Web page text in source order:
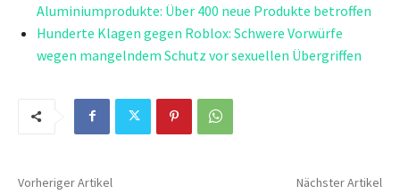
Aluminiumprodukte: Über 400 neue Produkte betroffen
Hunderte Klagen gegen Roblox: Schwere Vorwürfe
wegen mangelndem Schutz vor sexuellen Übergriffen
Vorheriger Artikel Nächster Artikel